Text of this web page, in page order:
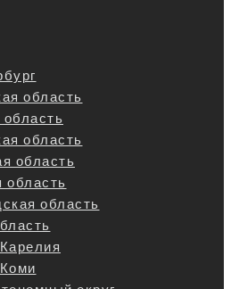
область
область
область
область
область